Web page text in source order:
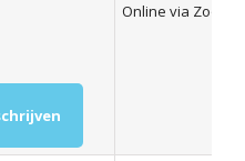
Online via Zoom